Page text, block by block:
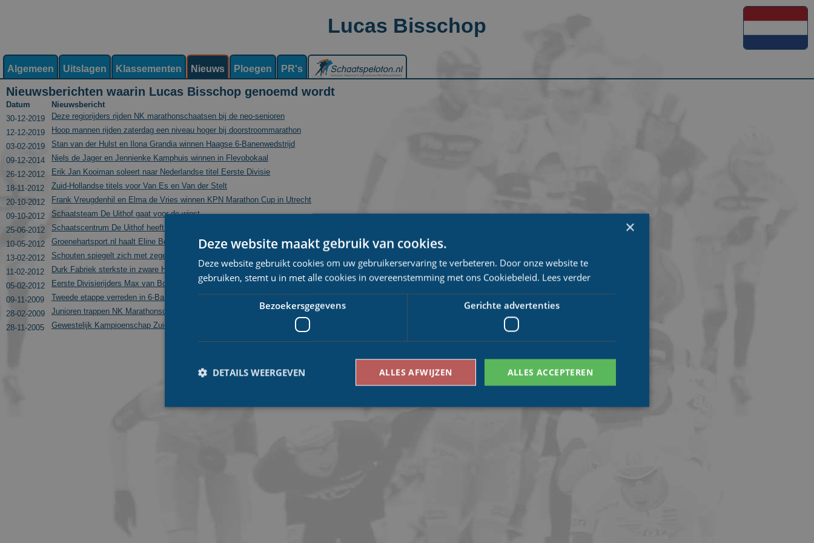
Lucas Bisschop
Algemeen Uitslagen Klassementen Nieuws Ploegen PR's
Nieuwsberichten waarin Lucas Bisschop genoemd wordt
Datum
Nieuwsbericht
30-12-2019
Deze regiorijders rijden NK marathonschaatsen bij de neo-senioren
12-12-2019
Hoop mannen rijden zaterdag een niveau hoger bij doorstroommarathon
03-02-2019
Stan van der Hulst en Ilona Grandia winnen Haagse 6-Banenwedstrijd
09-12-2014
Niels de Jager en Jennienke Kamphuis winnen in Flevobokaal
26-12-2012
Erik Jan Kooiman soleert naar Nederlandse titel Eerste Divisie
18-11-2012
Zuid-Hollandse titels voor Van Es en Van der Stelt
20-10-2012
Frank Vreugdenhil en Elma de Vries winnen KPN Marathon Cup in Utrecht
09-10-2012
Schaatsteam De Uithof gaat voor de winst
25-06-2012
Schaatscentrum De Uithof heeft marathonploeg weer compleet
10-05-2012
Groenehartsport.nl haalt Eline Bennis, stopt in Eerste Divisie
13-02-2012
Schouten spiegelt zich met zege aan Heideman
11-02-2012
Durk Fabriek sterkste in zware Henk Angenent Classic
05-02-2012
Eerste Divisierijders Max van Boxel en gebroeders Bisschops niet automatisch op NK Natuurijs
09-11-2009
Tweede etappe verreden in 6-Banentoernooi en Noord-Oost Competitie
28-02-2009
Junioren trappen NK Marathonschaatsen af
28-11-2005
Gewestelijk Kampioenschap Zuid-Holland
×
Deze website maakt gebruik van cookies.
Deze website gebruikt cookies om uw gebruikerservaring te verbeteren. Door onze website te
gebruiken, stemt u in met alle cookies in overeenstemming met ons Cookiebeleid. Lees verder
Bezoekersgegevens Gerichte advertenties
ALLES ACCEPTEREN
ALLES AFWIJZEN
DETAILS WEERGEVEN